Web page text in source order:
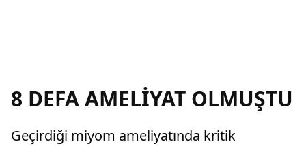
8 DEFA AMELİYAT OLMUŞTU
Geçirdiği miyom ameliyatında kritik